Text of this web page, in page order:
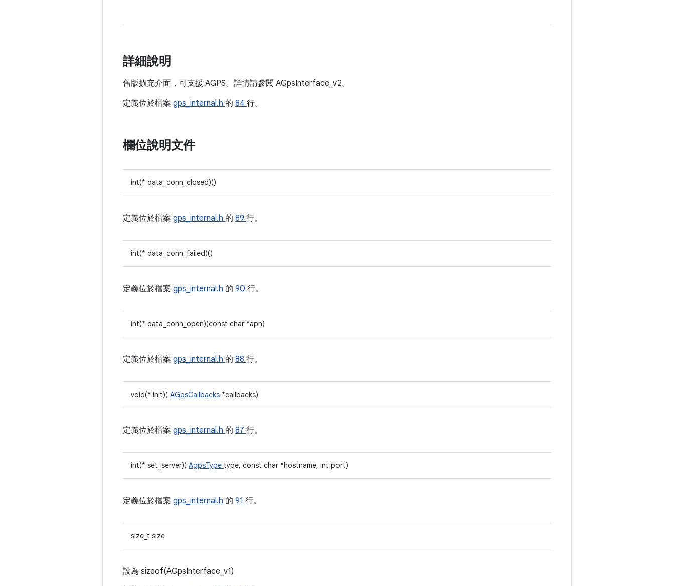
詳細說明
舊版擴充介面，可支援 AGPS。詳情請參閱 AGpsInterface_v2。
定義位於檔案 gps_internal.h 的 84 行。
欄位說明文件
int(* data_conn_closed)()
定義位於檔案 gps_internal.h 的 89 行。
int(* data_conn_failed)()
定義位於檔案 gps_internal.h 的 90 行。
int(* data_conn_open)(const char *apn)
定義位於檔案 gps_internal.h 的 88 行。
void(* init)( AGpsCallbacks *callbacks)
定義位於檔案 gps_internal.h 的 87 行。
int(* set_server)( AgpsType type, const char *hostname, int port)
定義位於檔案 gps_internal.h 的 91 行。
size_t size
設為 sizeof(AGpsInterface_v1)